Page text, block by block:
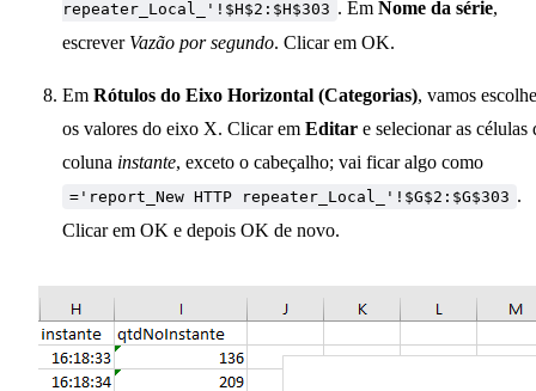
repeater_Local_'!$H$2:$H$303 . Em Nome da série,
escrever Vazão por segundo. Clicar em OK.
Em Rótulos do Eixo Horizontal (Categorias), vamos
os valores do eixo X. Clicar em Editar e selecionar as células
coluna instante, exceto o cabeçalho; vai ficar algo como
='report_New HTTP repeater_Local_'!$G$2:$G$303 .
Clicar em OK e depois OK de novo.